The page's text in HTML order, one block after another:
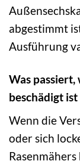
abgestimmt
Ausführung
Was
beschädigt
Wenn die
oder sich